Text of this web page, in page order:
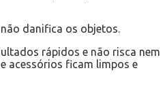
danifica os objetos.
rápidos e não risca nem
acessórios ficam limpos e